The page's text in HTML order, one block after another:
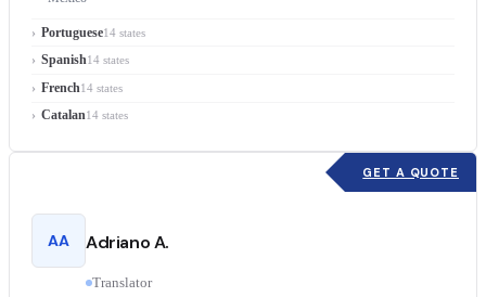
Portuguese14 states
Spanish14 states
French14 states
Catalan14 states
GET A QUOTE
AA Adriano A.
Translator